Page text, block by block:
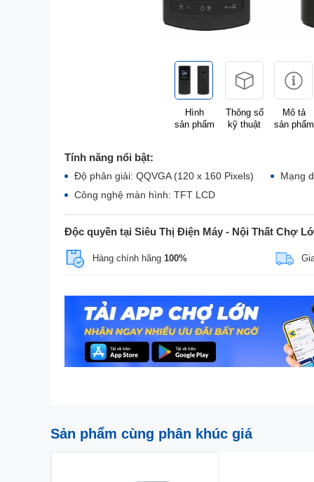
Hình
sản phẩm
Thông số
kỹ thuật
Mô tả
sản phẩm
Tính năng nổi bật:
Độ phân giải: QQVGA (120 x 160 Pixels)
Mạng
Công nghệ màn hình: TFT LCD
Độc quyền tại Siêu Thị Điện Máy - Nội Thất Chợ
Hàng chính hãng 100%
Sản phẩm cùng phân khúc giá